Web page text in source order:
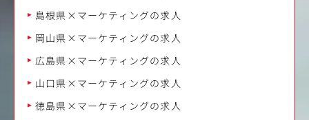
島根県×マーケティングの求人
岡山県×マーケティングの求人
広島県×マーケティングの求人
山口県×マーケティングの求人
徳島県×マーケティングの求人